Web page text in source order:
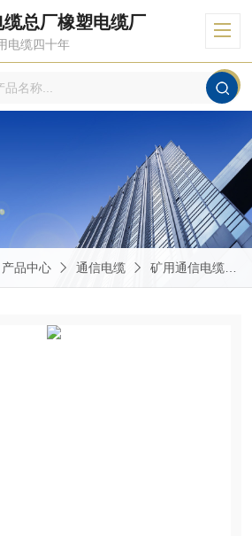
缆总厂橡塑电缆厂
电缆四十年
产品中心 通信电缆 矿用通信电缆